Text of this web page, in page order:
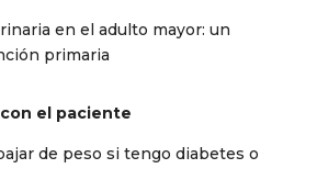
en el adulto mayor: un
primaria
el paciente
de peso si tengo diabetes o